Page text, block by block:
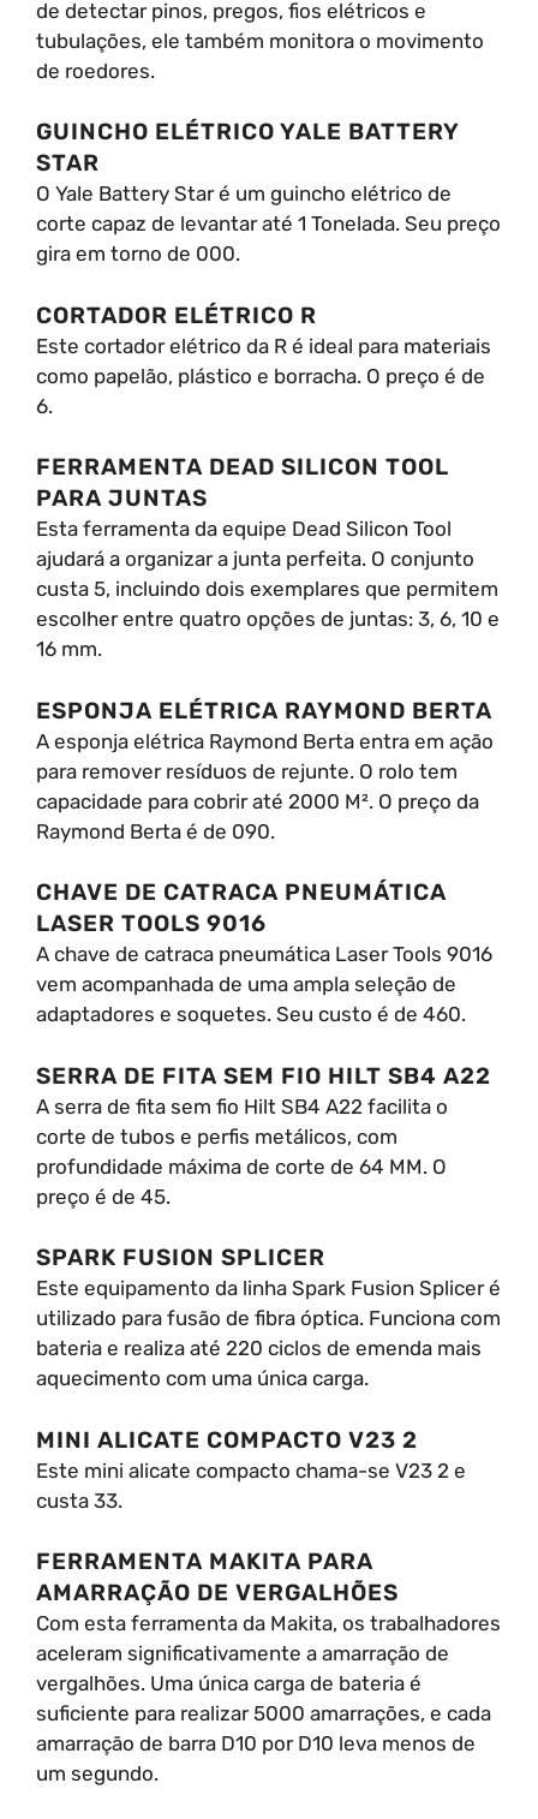
de detectar pinos, pregos, fios elétricos e
tubulações, ele também monitora o movimento
de roedores.
GUINCHO ELÉTRICO YALE BATTERY
STAR
O Yale Battery Star é um guincho elétrico de
corte capaz de levantar até 1 Tonelada. Seu preço
gira em torno de 000.
CORTADOR ELÉTRICO R
Este cortador elétrico da R é ideal para materiais
como papelão, plástico e borracha. O preço é de
6.
FERRAMENTA DEAD SILICON TOOL
PARA JUNTAS
Esta ferramenta da equipe Dead Silicon Tool
ajudará a organizar a junta perfeita. O conjunto
custa 5, incluindo dois exemplares que permitem
escolher entre quatro opções de juntas: 3, 6, 10 e
16 mm.
ESPONJA ELÉTRICA RAYMOND BERTA
A esponja elétrica Raymond Berta entra em ação
para remover resíduos de rejunte. O rolo tem
capacidade para cobrir até 2000 M². O preço da
Raymond Berta é de 090.
CHAVE DE CATRACA PNEUMÁTICA
LASER TOOLS 9016
A chave de catraca pneumática Laser Tools 9016
vem acompanhada de uma ampla seleção de
adaptadores e soquetes. Seu custo é de 460.
SERRA DE FITA SEM FIO HILT SB4 A22
A serra de fita sem fio Hilt SB4 A22 facilita o
corte de tubos e perfis metálicos, com
profundidade máxima de corte de 64 MM. O
preço é de 45.
SPARK FUSION SPLICER
Este equipamento da linha Spark Fusion Splicer é
utilizado para fusão de fibra óptica. Funciona com
bateria e realiza até 220 ciclos de emenda mais
aquecimento com uma única carga.
MINI ALICATE COMPACTO V23 2
Este mini alicate compacto chama-se V23 2 e
custa 33.
FERRAMENTA MAKITA PARA
AMARRAÇÃO DE VERGALHÕES
Com esta ferramenta da Makita, os trabalhadores
aceleram significativamente a amarração de
vergalhões. Uma única carga de bateria é
suficiente para realizar 5000 amarrações, e cada
amarração de barra D10 por D10 leva menos de
um segundo.